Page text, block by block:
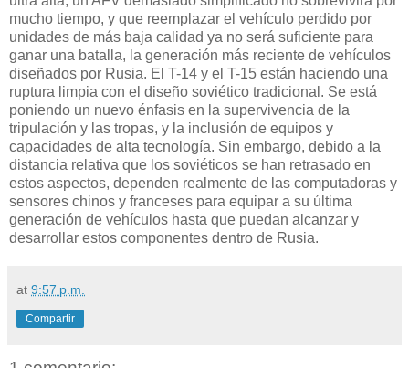
mucho tiempo, y que reemplazar el vehículo perdido por
unidades de más baja calidad ya no será suficiente para
ganar una batalla, la generación más reciente de vehículos
diseñados por Rusia. El T-14 y el T-15 están haciendo una
ruptura limpia con el diseño soviético tradicional. Se está
poniendo un nuevo énfasis en la supervivencia de la
tripulación y las tropas, y la inclusión de equipos y
capacidades de alta tecnología. Sin embargo, debido a la
distancia relativa que los soviéticos se han retrasado en
estos aspectos, dependen realmente de las computadoras y
sensores chinos y franceses para equipar a su última
generación de vehículos hasta que puedan alcanzar y
desarrollar estos componentes dentro de Rusia.
at 9:57 p.m.
Compartir